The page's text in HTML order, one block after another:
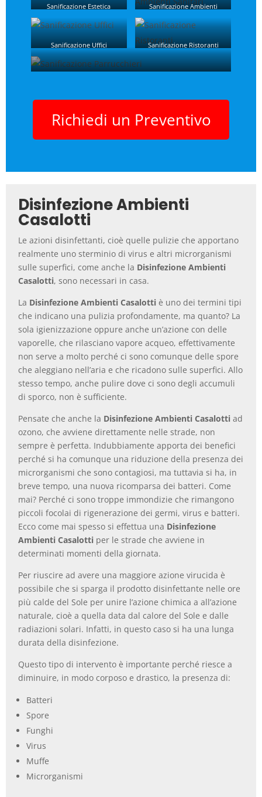
Sanificazione Estetica
Sanificazione Ambienti
Sanitari
Sanificazione Uffici Sanificazione Ristoranti
Sanificazione Parrucchieri
Richiedi un Preventivo
Disinfezione Ambienti
Casalotti
Le azioni disinfettanti, cioè quelle pulizie che apportano
realmente uno sterminio di virus e altri microrganismi
sulle superfici, come anche la Disinfezione Ambienti
Casalotti, sono necessari in casa.
La Disinfezione Ambienti Casalotti è uno dei termini tipi
che indicano una pulizia profondamente, ma quanto? La
sola igienizzazione oppure anche un’azione con delle
vaporelle, che rilasciano vapore acqueo, effettivamente
non serve a molto perché ci sono comunque delle spore
che aleggiano nell’aria e che ricadono sulle superfici. Allo
stesso tempo, anche pulire dove ci sono degli accumuli
di sporco, non è sufficiente.
Pensate che anche la Disinfezione Ambienti Casalotti ad
ozono, che avviene direttamente nelle strade, non
sempre è perfetta. Indubbiamente apporta dei benefici
perché si ha comunque una riduzione della presenza dei
microrganismi che sono contagiosi, ma tuttavia si ha, in
breve tempo, una nuova ricomparsa dei batteri. Come
mai? Perché ci sono troppe immondizie che rimangono
piccoli focolai di rigenerazione dei germi, virus e batteri.
Ecco come mai spesso si effettua una Disinfezione
Ambienti Casalotti per le strade che avviene in
determinati momenti della giornata.
Per riuscire ad avere una maggiore azione virucida è
possibile che si sparga il prodotto disinfettante nelle ore
più calde del Sole per unire l’azione chimica a all’azione
naturale, cioè a quella data dal calore del Sole e dalle
radiazioni solari. Infatti, in questo caso si ha una lunga
durata della disinfezione.
Questo tipo di intervento è importante perché riesce a
diminuire, in modo corposo e drastico, la presenza di:
Batteri
Spore
Funghi
Virus
Muffe
Microrganismi